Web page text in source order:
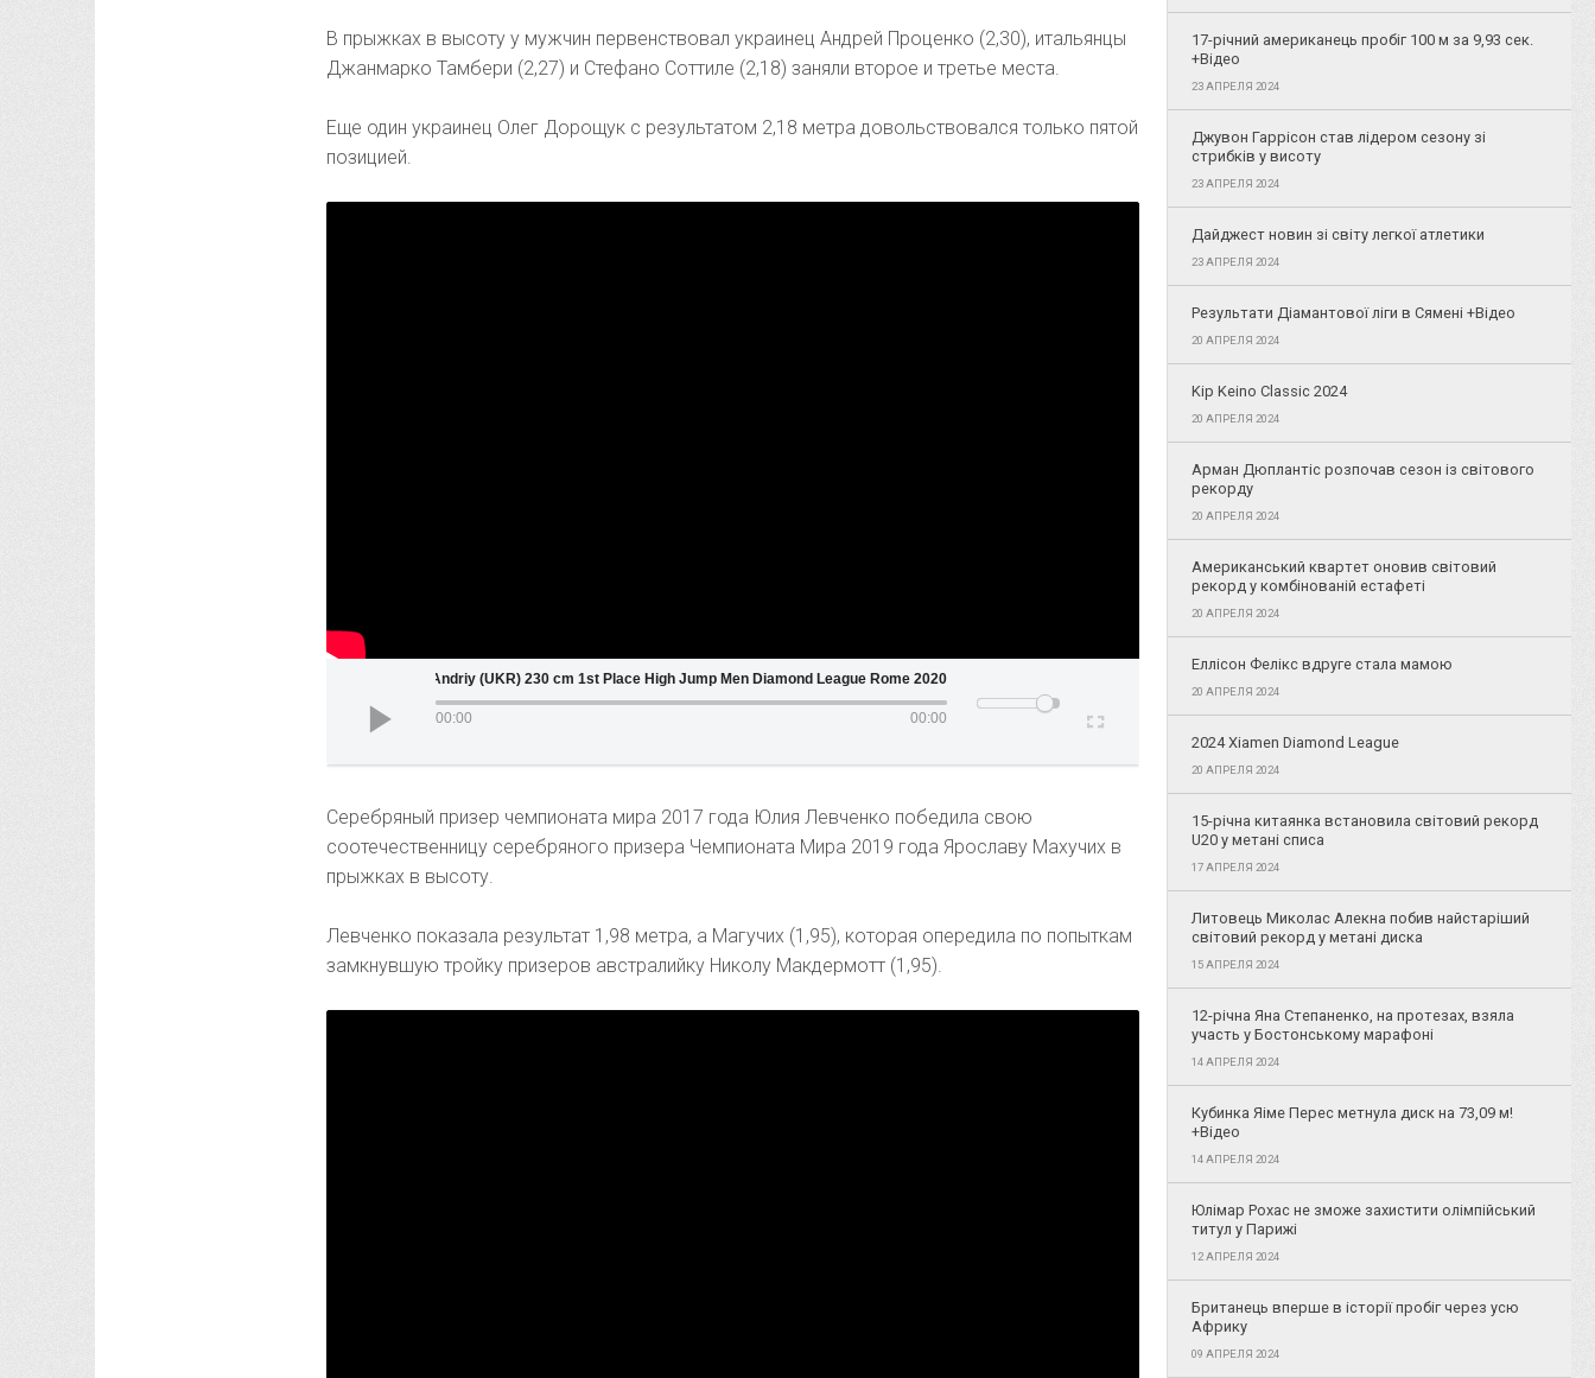
В прыжках в высоту у мужчин первенствовал украинец Андрей Проценко (2,30), итальянцы
Джанмарко Тамбери (2,27) и Стефано Соттиле (2,18) заняли второе и третье места.
Еще один украинец Олег Дорощук с результатом 2,18 метра довольствовался только пятой
позицией.
Protsenko Andriy (UKR) 230 cm 1st Place High Jump Men Diamond League Rome 2020
00:00 00:00
Серебряный призер чемпионата мира 2017 года Юлия Левченко победила свою
соотечественницу серебряного призера Чемпионата Мира 2019 года Ярославу Махучих в
прыжках в высоту.
Левченко показала результат 1,98 метра, а Магучих (1,95), которая опередила по попыткам
замкнувшую тройку призеров австралийку Николу Макдермотт (1,95).
17-річний американець пробіг 100 м за 9,93 сек.
+Відео
23 АПРЕЛЯ 2024
Джувон Гаррісон став лідером сезону зі
стрибків у висоту
23 АПРЕЛЯ 2024
Дайджест новин зі світу легкої атлетики
23 АПРЕЛЯ 2024
Результати Діамантової ліги в Сямені +Відео
20 АПРЕЛЯ 2024
Kip Keino Classic 2024
20 АПРЕЛЯ 2024
Арман Дюплантіс розпочав сезон із світового
рекорду
20 АПРЕЛЯ 2024
Американський квартет оновив світовий
рекорд у комбінованій естафеті
20 АПРЕЛЯ 2024
Еллісон Фелікс вдруге стала мамою
20 АПРЕЛЯ 2024
2024 Xiamen Diamond League
20 АПРЕЛЯ 2024
15-річна китаянка встановила світовий рекорд
U20 у метані списа
17 АПРЕЛЯ 2024
Литовець Миколас Алекна побив найстаріший
світовий рекорд у метані диска
15 АПРЕЛЯ 2024
12-річна Яна Степаненко, на протезах, взяла
участь у Бостонському марафоні
14 АПРЕЛЯ 2024
Кубинка Яіме Перес метнула диск на 73,09 м!
+Відео
14 АПРЕЛЯ 2024
Юлімар Рохас не зможе захистити олімпійський
титул у Парижі
12 АПРЕЛЯ 2024
Британець вперше в історії пробіг через усю
Африку
09 АПРЕЛЯ 2024